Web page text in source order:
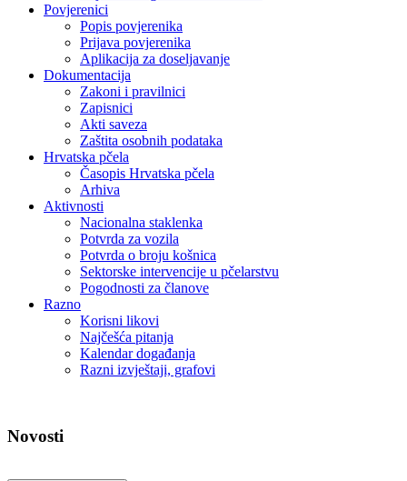
Povjerenici
Popis povjerenika
Prijava povjerenika
Aplikacija za doseljavanje
Dokumentacija
Zakoni i pravilnici
Zapisnici
Akti saveza
Zaštita osobnih podataka
Hrvatska pčela
Časopis Hrvatska pčela
Arhiva
Aktivnosti
Nacionalna staklenka
Potvrda za vozila
Potvrda o broju košnica
Sektorske intervencije u pčelarstvu
Pogodnosti za članove
Razno
Korisni likovi
Najčešća pitanja
Kalendar događanja
Razni izvještaji, grafovi
Novosti